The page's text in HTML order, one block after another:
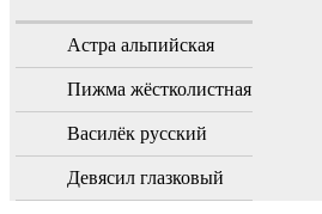
Астра альпийская
Пижма жёстколистная
Василёк русский
Девясил глазковый